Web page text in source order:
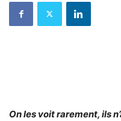
On les voit rarement, ils